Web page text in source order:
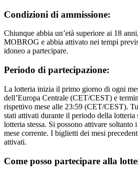
Condizioni di ammissione:
Chiunque abbia un’età superiore ai 18
MOBROG e abbia attivato nei tempi
idoneo a partecipare.
Periodo di partecipazione:
La lotteria inizia il primo giorno di ogni
dell’Europa Centrale (CET/CEST) e
rispettivo mese alle 23:59 (CET/CEST).
stati attivati durante il periodo della lotteria
lotteria stessa. Si possono attivare
mese corrente. I biglietti dei mesi
attivati.
Come posso partecipare alla